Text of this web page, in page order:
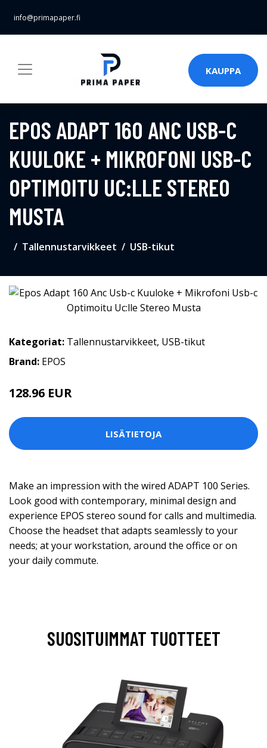
info@primapaper.fi
KAUPPA
EPOS ADAPT 160 ANC USB-C
KUULOKE + MIKROFONI USB-C
OPTIMOITU UC:LLE STEREO
MUSTA
Tallennustarvikkeet USB-tikut
Kategoriat: Tallennustarvikkeet, USB-tikut
Brand: EPOS
128.96 EUR
LISÄTIETOJA
Make an impression with the wired ADAPT 100 Series.
Look good with contemporary, minimal design and
experience EPOS stereo sound for calls and multimedia.
Choose the headset that adapts seamlessly to your
needs; at your workstation, around the office or on
your daily commute.
SUOSITUIMMAT TUOTTEET